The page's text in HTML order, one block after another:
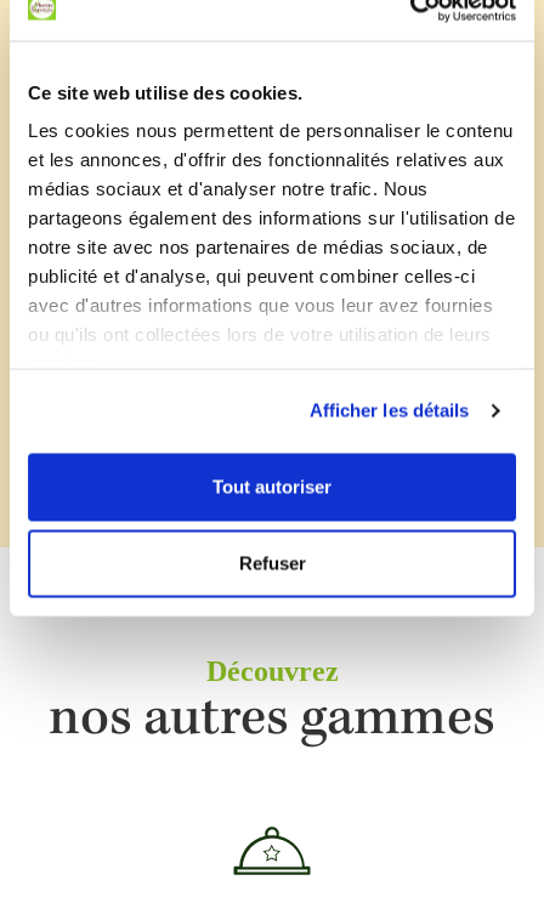
Ce site web utilise des cookies.
Les cookies nous permettent de personnaliser le contenu
et les annonces, d'offrir des fonctionnalités relatives aux
médias sociaux et d'analyser notre trafic. Nous
partageons également des informations sur l'utilisation de
notre site avec nos partenaires de médias sociaux, de
publicité et d'analyse, qui peuvent combiner celles-ci
avec d'autres informations que vous leur avez fournies
ou qu'ils ont collectées lors de votre utilisation de leurs
Afficher les détails
Tout autoriser
Refuser
Disponible en version
Découvrez
nos autres gammes